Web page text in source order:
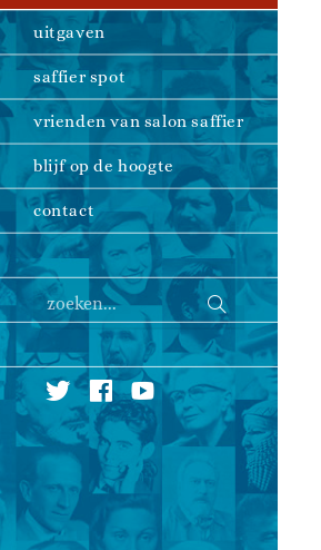
uitgaven
saffier spot
vrienden van salon saffier
blijf op de hoogte
contact
zoeken...
Verzend
zoekopdracht